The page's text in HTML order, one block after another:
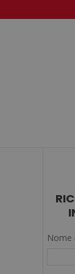
Nome